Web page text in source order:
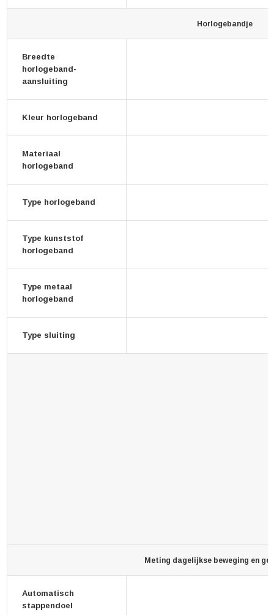
Horlogebandje
Breedte
horlogeband-
aansluiting
Kleur horlogeband
Materiaal
horlogeband
Type horlogeband
Type kunststof
horlogeband
Type metaal
horlogeband
Type sluiting
Meting dagelijkse beweging en
Automatisch
stappendoel